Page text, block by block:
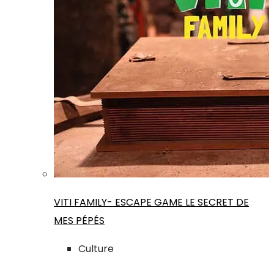
VITI FAMILY- ESCAPE GAME LE SECRET DE
MES PÉPÉS
Culture